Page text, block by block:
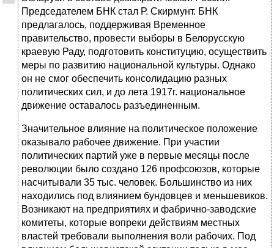
Председателем БНК стал Р. Скирмунт. БНК
предлагалось, поддерживая Временное
правительство, провести выборы в Белорусскую
краевую Раду, под­готовить конституцию, осуществить
меры по развитию национальной культу­ры. Однако
он не смог обеспечить консолидацию разных
политических сил, и до лета 1917г. национальное
движение оставалось разъединенным.
Значительное влияние на политическое положение
оказывало рабочее дви­жение. При участии
политических партий уже в первые месяцы после
революции было создано 126 профсоюзов, которые
насчитывали 35 тыс. человек. Большин­ство из них
находились под влиянием бундовцев и меньшевиков.
Возникают на предприятиях и фабрично-заводские
комитеты, которые вопреки действиям ме­стных
властей требовали выполнения воли рабочих. Под